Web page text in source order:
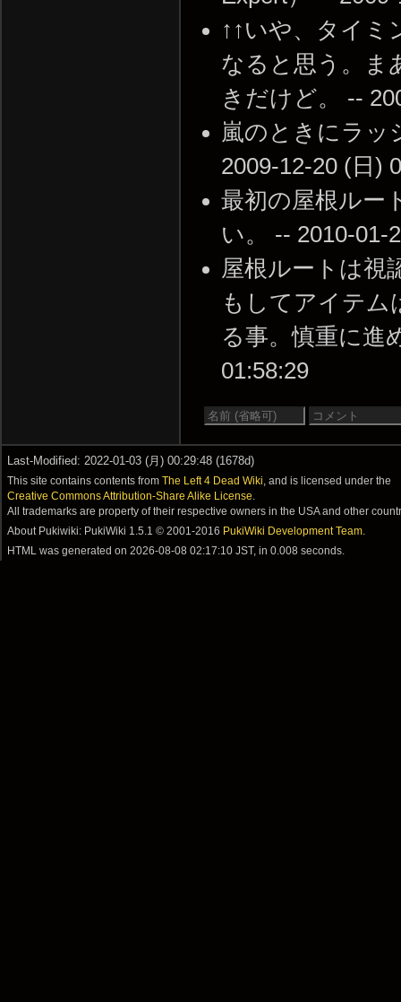
↑↑いや、タイミ
なると思う。ま
きだけど。 --
嵐のときにラッ
2009-12-20 (日)
最初の屋根ルー
い。 -- 2010-01-
屋根ルートは視
もしてアイテム
る事。慎重に進
01:58:29
Last-Modified: 2022-01-03 (月) 00:29:48 (1678d)
This site contains contents fromThe Left 4 Dead Wiki , and is licensed under the
Creative Commons Attribution-Share Alike License
All trademarks are property of their respective owners in the USA and other
About Pukiwiki: PukiWiki 1.5.1 © 2001-2016 PukiWiki Development Team
HTML was generated on2026-08-08 02:17:10 JST, in 0.008 seconds.